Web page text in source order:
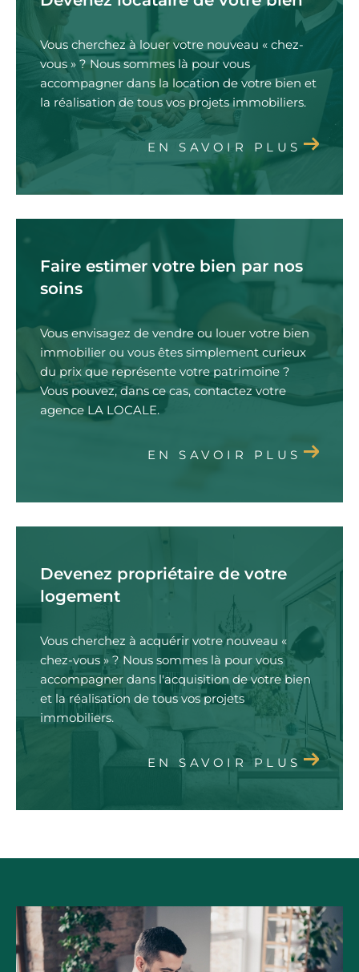
Vous cherchez à louer votre nouveau « chez-
vous » ? Nous sommes là pour vous
accompagner dans la location de votre bien et
la réalisation de tous vos projets immobiliers.
EN SAVOIR PLUS
Faire estimer votre bien par nos
soins
Vous envisagez de vendre ou louer votre bien
immobilier ou vous êtes simplement curieux
du prix que représente votre patrimoine ?
Vous pouvez, dans ce cas, contactez votre
agence LA LOCALE.
EN SAVOIR PLUS
Devenez propriétaire de votre
logement
Vous cherchez à acquérir votre nouveau «
chez-vous » ? Nous sommes là pour vous
accompagner dans l'acquisition de votre bien
et la réalisation de tous vos projets
immobiliers.
EN SAVOIR PLUS